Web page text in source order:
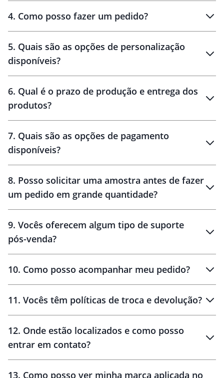
personalizados
brinde
personalização
4. Como posso fazer um pedido?
amostra virtual
5. Quais são as opções de personalização
disponíveis?
6. Qual é o prazo de produção e entrega dos
produtos?
10 dias
brinde
48 horas
7. Quais são as opções de pagamento
disponíveis?
8. Posso solicitar uma amostra antes de fazer
um pedido em grande quantidade?
amostras
9. Vocês oferecem algum tipo de suporte
pós-venda?
10. Como posso acompanhar meu pedido?
11. Vocês têm políticas de troca e devolução?
30 dias
12. Onde estão localizados e como posso
entrar em contato?
13. Como posso ver minha marca aplicada no